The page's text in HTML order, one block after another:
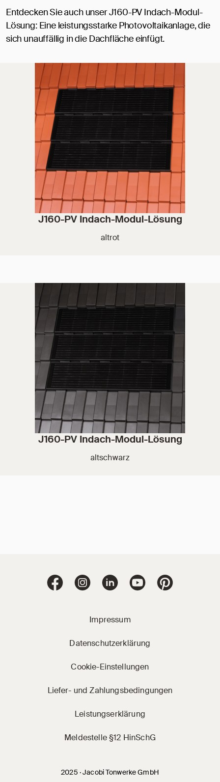
Entdecken Sie auch unser J160-PV Indach-Modul-
Lösung: Eine leistungsstarke Photovoltaikanlage, die
sich unauffällig in die Dachfläche einfügt.
J160-PV Indach-Modul-Lösung
altrot
J160-PV Indach-Modul-Lösung
altschwarz
Jacobi Dachziegel
Jacobi Dachziegel auf Facebook
Jacobi Dachziegel auf Instagram
Jacobi Dachziegel auf
Jacobi Dachziegel
Jacobi
2025 · Jacobi Tonwerke GmbH
Impressum
Datenschutzerklärung
Cookie-Einstellungen
Liefer- und Zahlungsbedingungen
Leistungserklärung
Meldestelle §12 HinSchG